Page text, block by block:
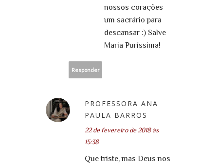
nossos corações
um sacrário para
descansar :) Salve
Maria Puríssima!
Responder
PROFESSORA ANA
PAULA BARROS
22 de fevereiro de 2018 às
15:38
Que triste, mas Deus nos